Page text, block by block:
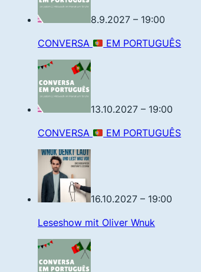
8.9.2027 – 19:00
CONVERSA
EM PORTUGUÊS
13.10.2027 – 19:00
CONVERSA
EM PORTUGUÊS
16.10.2027 – 19:00
Leseshow mit Oliver Wnuk